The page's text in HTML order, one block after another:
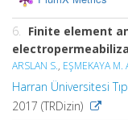
6. Finite element
ARSLAN S., EŞMEKAYA M.
Harran Üniversitesi
2017 (TRDizin)